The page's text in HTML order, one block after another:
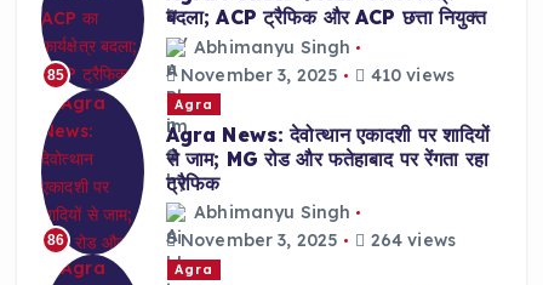
85
बदला; ACP ट्रैफिक और ACP छत्ता नियुक्त
Abhimanyu Singh
November 3, 2025
410 views
86
Agra
Agra News: देवोत्थान एकादशी पर शादियों
से जाम; MG रोड और फतेहाबाद पर रेंगता रहा
ट्रैफिक
Abhimanyu Singh
November 3, 2025
264 views
Agra